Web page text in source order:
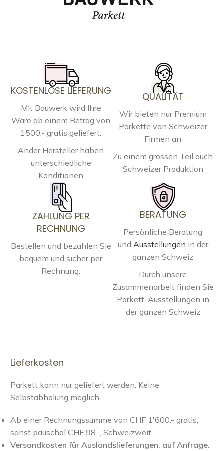
KOSTENLOSE LIEFERUNG
MIt Bauwerk wird Ihre
Ware ab einem Betrag von
1500.- gratis geliefert.
Ander Hersteller haben
unterschiedliche
Konditionen
QUALITÄT
Wir bieten nur Premium
Parkette von Schweizer
Firmen an
Zu einem grossen Teil auch
Schweizer Produktion
ZAHLUNG PER
RECHNUNG
Bestellen und bezahlen Sie
bequem und sicher per
Rechnung.
BERATUNG
Persönliche Beratung
und Ausstellungen in der
ganzen Schweiz
Durch unsere
Zusammenarbeit finden Sie
Parkett-Ausstellungen in
der ganzen Schweiz
Lieferkosten
Parkett kann nur geliefert werden. Keine
Selbstabholung möglich.
Ab einer Rechnungssumme von CHF 1'600.- gratis,
sonst pauschal CHF 98.-, Schweizweit
Versandkosten für Auslandslieferungen, auf Anfrage.